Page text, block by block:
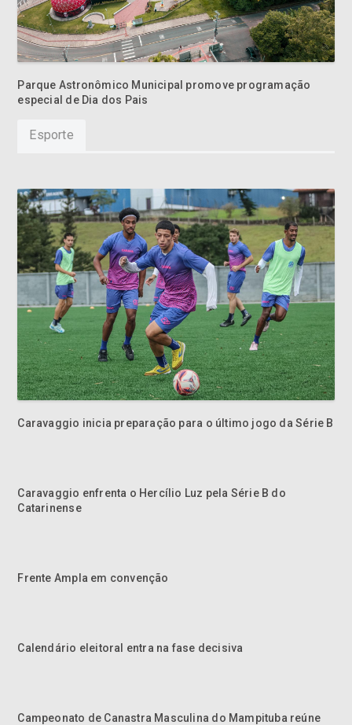
Parque Astronômico Municipal promove programação
especial de Dia dos Pais
Esporte
Caravaggio inicia preparação para o último jogo da Série B
Caravaggio enfrenta o Hercílio Luz pela Série B do
Catarinense
Frente Ampla em convenção
Calendário eleitoral entra na fase decisiva
Campeonato de Canastra Masculina do Mampituba reúne